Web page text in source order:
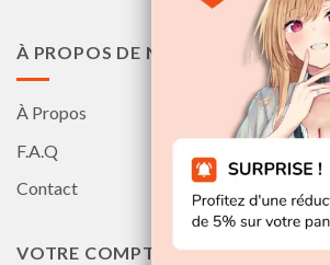
À PROPOS DE NOUS
À Propos
F.A.Q
Contact
VOTRE COMPTE